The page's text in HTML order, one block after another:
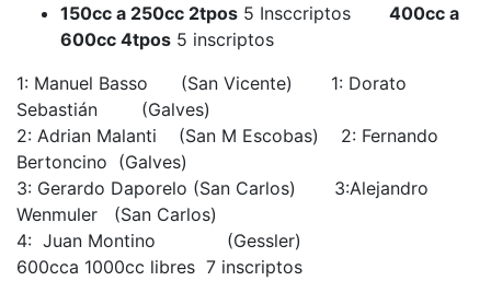
150cc a 250cc 2tpos 5 Insccriptos 400cc a
600cc 4tpos 5 inscriptos
1: Manuel Basso (San Vicente) 1: Dorato
Sebastián (Galves)
2: Adrian Malanti (San M Escobas) 2: Fernando
Bertoncino (Galves)
3: Gerardo Daporelo (San Carlos) 3:Alejandro
Wenmuler (San Carlos)
4: Juan Montino (Gessler)
600cca 1000cc libres 7 inscriptos